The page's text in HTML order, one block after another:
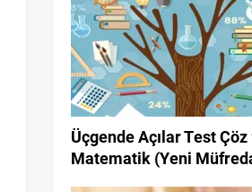
Üçgende Açılar Test Çöz
Matematik (Yeni